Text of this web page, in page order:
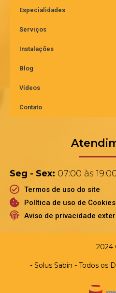
Especialidades
Serviços
Instalações
Blog
Vídeos
Contato
Seg - Sex: 07:00 às
Termos de uso do site
Política de uso de Cookies
Aviso de privacidade
2024
- Solus Sabin - Todos os